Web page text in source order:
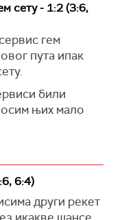
сету - 1:2 (3:6,
гем
пута ипак
били
њих мало
6:4)
други рекет